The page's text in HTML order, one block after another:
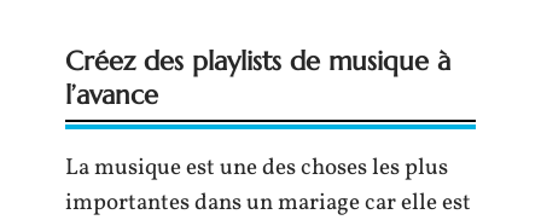
Créez des playlists de musique à
l’avance
La musique est une des choses les plus
importantes dans un mariage car elle est